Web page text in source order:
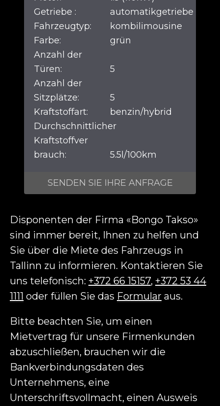
Getriebe :
automatikgetriebe
Fahrzeugtyp:
kombilimousine
Farbe:
grün
Anzahl der
Türen:
5
Anzahl der
Sitzplätze:
5
Kraftstoffart:
benzin/hybrid
Durchschnittlicher
Kraftstoffver
brauch:
5.5l/100km
SENDEN SIE IHRE ANFRAGE
Disponenten der Firma «Bongo Takso»
sind immer bereit, Ihnen zu helfen und
Sie über die Miete des Fahrzeugs in
Tallinn zu informieren. Kontaktieren Sie
uns telefonisch: +372 66 15157, +372 53 44
1111 oder füllen Sie das Formular aus.
Bitte beachten Sie, um einen
Mietvertrag für unsere Firmenkunden
abzuschließen, brauchen wir die
Bankverbindungsdaten des
Unternehmens, eine
Unterschriftsvollmacht, einen Ausweis